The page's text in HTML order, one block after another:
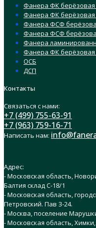
Фанера ФК
Фанера ФК берёзовая
Фанера ФСФ
Фанера ФСФ
Фанера
Фанера ФК
ОСБ
ДСП
Контакты
Связаться с нами:
+7 (499) 755-63-91
+7 (963) 759-16-71
Написать нам:
Адрес:
- Московская область,
Балтия склад C-18/1
- Московская область,
Петровский. Пав З-24.
- Москва, поселение
- Московская область,